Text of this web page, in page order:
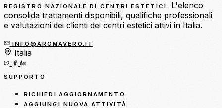
REGISTRO NAZIONALE DI CENTRI ESTETICI.
L'elenco
consolida trattamenti disponibili, qualifiche professionali
e valutazioni dei clienti dei centri estetici attivi in Italia.
INFO@AROMAVERO.IT
Italia
SUPPORTO
RICHIEDI AGGIORNAMENTO
AGGIUNGI NUOVA ATTIVITÀ